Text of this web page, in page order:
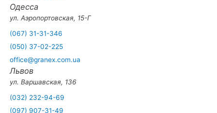
Одесса
ул. Аэропортовская, 15-Г
(067) 31-31-346
(050) 37-02-225
office@granex.com.ua
Львов
ул. Варшавская, 136
(032) 232-94-69
(097) 907-31-49